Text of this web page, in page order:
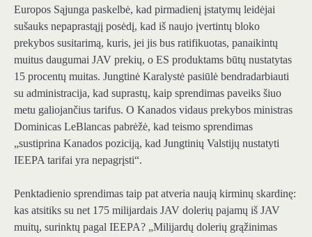
Europos Sąjunga paskelbė, kad pirmadienį įstatymų leidėjai
sušauks nepaprastąjį posėdį, kad iš naujo įvertintų bloko
prekybos susitarimą, kuris, jei jis bus ratifikuotas, panaikintų
muitus daugumai JAV prekių, o ES produktams būtų nustatytas
15 procentų muitas. Jungtinė Karalystė pasiūlė bendradarbiauti
su administracija, kad suprastų, kaip sprendimas paveiks šiuo
metu galiojančius tarifus. O Kanados vidaus prekybos ministras
Dominicas LeBlancas pabrėžė, kad teismo sprendimas
„sustiprina Kanados poziciją, kad Jungtinių Valstijų nustatyti
IEEPA tarifai yra nepagrįsti“.
Penktadienio sprendimas taip pat atveria naują kirminų skardinę:
kas atsitiks su net 175 milijardais JAV dolerių pajamų iš JAV
muitų, surinktų pagal IEEPA? „Milijardų dolerių grąžinimas